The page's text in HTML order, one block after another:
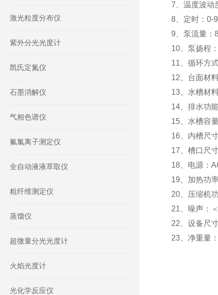
7、温度波
8、定时：0-
9、泵流量：
10、泵扬程
11、循环方
12、台面材
13、水槽材
14、排水功
15、水槽容
16、内槽尺
17、槽口尺
18、电源：
19、加热功
20、压缩机
21、噪声：
22、设备尺
23、净重量
激光粒度分布仪
紫外分光光度计
凯氏定氮仪
石墨消解仪
气相色谱仪
氟氯离子测定仪
全自动液液萃取仪
粗纤维测定仪
蒸馏仪
超微量分光光度计
火焰光度计
光化学反应仪